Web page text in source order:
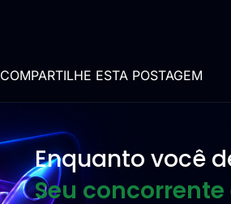
COMPARTILHE ESTA POSTAGEM
Enquanto você
Seu concorrente